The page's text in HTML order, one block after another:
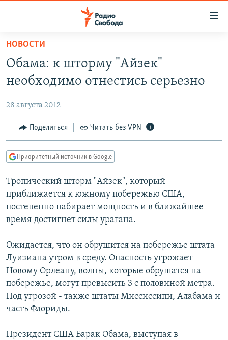
упрощенного
доступа
Вернуться
основному
Вернутся
главной
навигации
Вернутся
поиску
ПРОГРАММЫ
ПОДКАСТЫ
ЦИТАТЫ СВОБОДЫ
МНЕНИЯ
IDEL.РЕАЛИИ
КАВКАЗ.РЕАЛИИ
СЕВЕР.РЕАЛИИ
СИБИРЬ.РЕАЛИИ
РАСПИСАНИЕ ВЕЩАНИЯ
ПОДПИШИТЕСЬ НА РАССЫЛКУ
СОЦИАЛЬНЫЕ СЕТИ
НОВОСТИ
Обама: к шторму "Айзек"
необходимо отнестись серьезно
28 августа 2012
Поделиться Читать без VPN
Приоритетный источник в Google
Тропический шторм "Айзек", который
приближается к южному побережью США,
постепенно набирает мощность и в ближайшее
время достигнет силы урагана.
Ожидается, что он обрушится на побережье штата
Луизиана утром в среду. Опасность угрожает
Новому Орлеану, волны, которые обрушатся на
побережье, могут превысить 3 с половиной метра.
Под угрозой - также штаты Миссиссипи, Алабама и
часть Флориды.
Президент США Барак Обама, выступая в